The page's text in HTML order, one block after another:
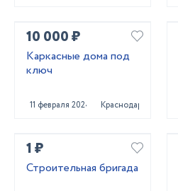
10 000 ₽
Каркасные дома под
ключ
11 февраля 2024 Краснодар
1 ₽
Строительная бригада